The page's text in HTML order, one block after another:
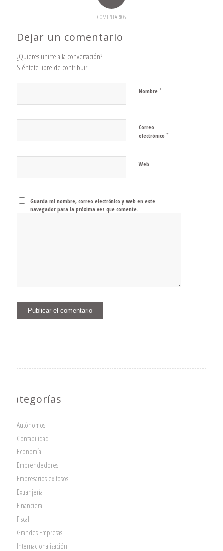
COMENTARIOS
Dejar un comentario
¿Quieres unirte a la conversación?
Siéntete libre de contribuir!
Nombre *
Correo
electrónico *
Web
Guarda mi nombre, correo electrónico y web en este
navegador para la próxima vez que comente.
Categorías
Autónomos
Contabilidad
Economía
Emprendedores
Empresarios exitosos
Extranjería
Financiera
Fiscal
Grandes Empresas
Internacionalización